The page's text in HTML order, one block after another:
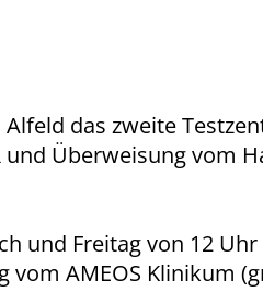
das zweite
und Überweisung vom
und Freitag von 12
AMEOS Klinikum